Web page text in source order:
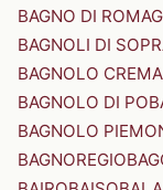
BAGNO DI
BAGNOLI DI
BAGNOLO
BAGNOLO DI PO
BAGNOLO
BAGNOREGIO